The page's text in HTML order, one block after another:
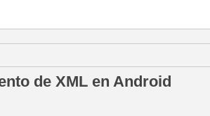
de XML en Android